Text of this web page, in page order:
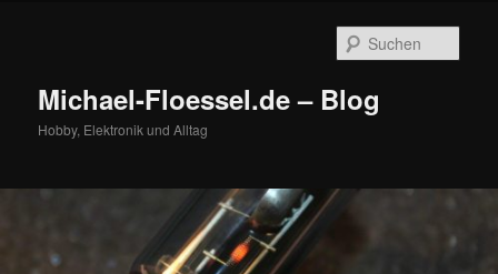
Michael-Floessel.de – Blog
Hobby, Elektronik und Alltag